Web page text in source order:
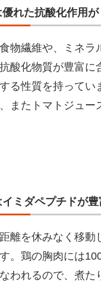
優れた抗酸化作用が
物繊維や、ミネ
酸化物質が豊富
る性質を持って
またトマトジュ
イミダペプチドが
離を休みなく移
。鶏の胸肉には
われるので、煮